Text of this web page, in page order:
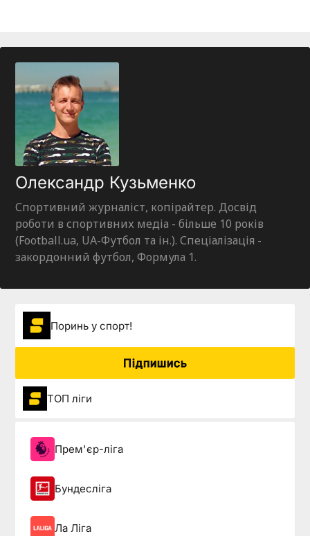
Олександр Кузьменко
Спортивний журналіст, копірайтер. Досвід
роботи в спортивних медіа - більше 10 років
(Football.ua, UA-Футбол та ін.). Спеціалізація -
закордонний футбол, Формула 1.
Поринь у спорт!
Підпишись
ТОП ліги
Прем'єр-ліга
Бундесліга
Ла Ліга